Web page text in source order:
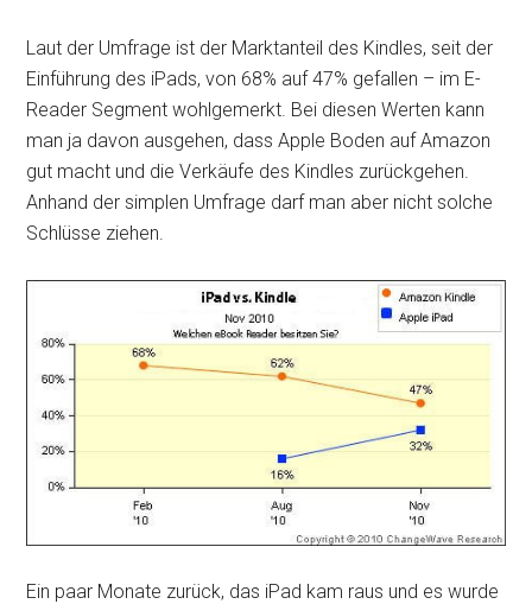
Laut der Umfrage ist der Marktanteil des Kindles, seit der
Einführung des iPads, von 68% auf 47% gefallen – im E-
Reader Segment wohlgemerkt. Bei diesen Werten kann
man ja davon ausgehen, dass Apple Boden auf Amazon
gut macht und die Verkäufe des Kindles zurückgehen.
Anhand der simplen Umfrage darf man aber nicht solche
Schlüsse ziehen.
Ein paar Monate zurück, das iPad kam raus und es wurde